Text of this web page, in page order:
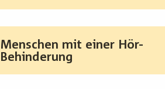
Menschen mit einer Hör-
Behinderung